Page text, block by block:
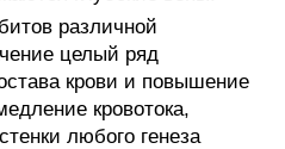
различной
целый ряд
крови и повышение
кровотока,
любого генеза